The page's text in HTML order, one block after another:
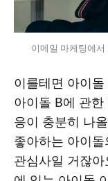
이메일 마케팅에
이를테면 아이
아이돌 B에 관한
응이 충분히 나
좋아하는 아이
관심사일 거잖아